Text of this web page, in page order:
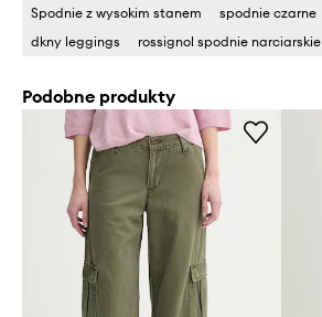
Spodnie z wysokim stanem spodnie czarne
dkny leggings
rossignol spodnie narciarskie
Podobne produkty